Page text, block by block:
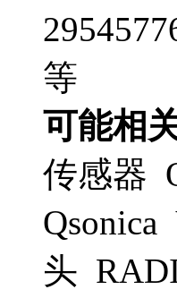
等
可能相
传感器
Qsonica
头